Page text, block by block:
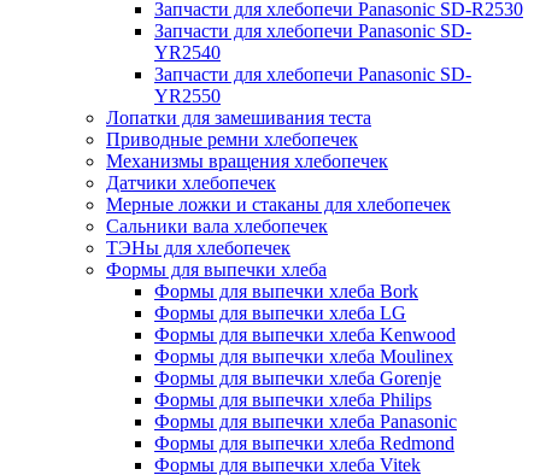
Запчасти для хлебопечи Panasonic SD-R2530
Запчасти для хлебопечи Panasonic SD-
YR2540
Запчасти для хлебопечи Panasonic SD-
YR2550
Лопатки для замешивания теста
Приводные ремни хлебопечек
Механизмы вращения хлебопечек
Датчики хлебопечек
Мерные ложки и стаканы для хлебопечек
Сальники вала хлебопечек
ТЭНы для хлебопечек
Формы для выпечки хлеба
Формы для выпечки хлеба Bork
Формы для выпечки хлеба LG
Формы для выпечки хлеба Kenwood
Формы для выпечки хлеба Moulinex
Формы для выпечки хлеба Gorenje
Формы для выпечки хлеба Philips
Формы для выпечки хлеба Panasonic
Формы для выпечки хлеба Redmond
Формы для выпечки хлеба Vitek